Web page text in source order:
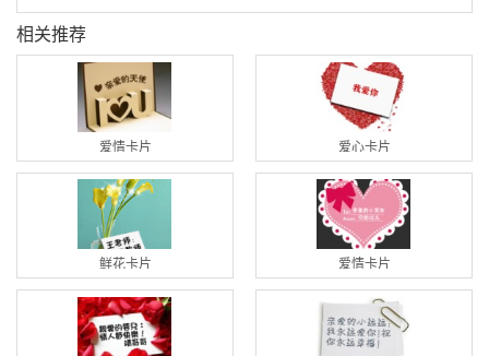
相关推荐
爱情卡片 爱心卡片
鲜花卡片 爱情卡片